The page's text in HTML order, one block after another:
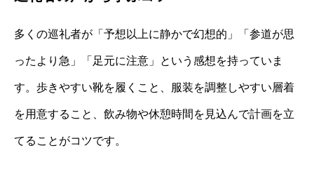
多くの巡礼者が「予想以上に静かで幻想的」「参道が思
ったより急」「足元に注意」という感想を持っていま
す。歩きやすい靴を履くこと、服装を調整しやすい層着
を用意すること、飲み物や休憩時間を見込んで計画を立
てることがコツです。